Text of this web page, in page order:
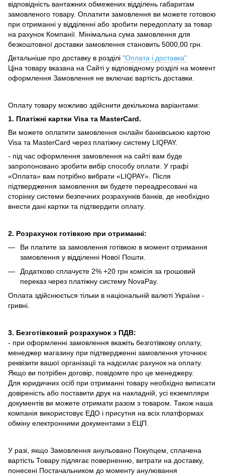
відповідність вантажних обмежених відділень габаритам
замовленого товару. Оплатити замовлення ви можете готовою
при отриманні у відділенні або зробити передоплату за товар
на рахунок Компанії. Мінімальна сума замовлення для
безкоштовної доставки замовлення становить 5000,00 грн.
Детальніше про доставку в розділі "Оплата і доставка"
Ціна товару вказана на Сайті у відповідному розділі на момент
оформлення Замовлення не включає вартість доставки.
Оплату товару можливо здійснити декількома варіантами:
1. Платіжні картки Visa та MasterCard.
Ви можете оплатити замовлення онлайн банківською картою
Visa та MasterCard через платіжну систему LIQPAY.
- під час оформлення замовлення на сайті вам буде
запропоновано зробити вибір способу оплати. У графі
«Оплата» вам потрібно вибрати «LIQPAY». Після
підтвердження замовлення ви будете переадресовані на
сторінку системи безпечних розрахунків банків, де необхідно
внести дані картки та підтвердити оплату.
2. Розрахунок готівкою при отриманні:
Ви платите за замовлення готівкою в момент отримання
замовлення у відділенні Нової Пошти.
Додатково сплачуєте 2% +20 грн комісія за грошовий
переказ через платіжну систему NovaPay.
Оплата здійснюється тільки в національній валюті України -
гривні.
3. Безготівковий розрахунок з ПДВ:
- при оформленні замовлення вкажіть безготівкову оплату,
менеджер магазину при підтвердженні замовлення уточнює
реквізити вашої організації та надсилає рахунок на оплату.
Якщо ви потрібен договір, повідомте про це менеджеру.
Для юридичних осіб при отриманні товару необхідно виписати
довіреність або поставити друк на накладній, усі екземпляри
документів ви можете отримати разом з товаром. Також наша
компанія використовує ЕДО і присутня на всіх платформах
обміну електронними документами з ЕЦП.
У разі, якщо Замовлення анульовано Покупцем, сплачена
вартість Товару підлягає поверненню, витрати на доставку,
понесені Постачальником до моменту анулювання